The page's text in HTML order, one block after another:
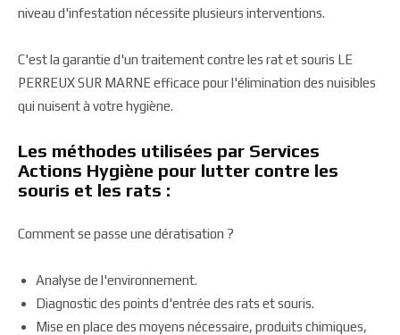
niveau d'infestation nécessite plusieurs interventions.
C'est la garantie d'un traitement contre les rat et souris LE
PERREUX SUR MARNE efficace pour l'élimination des nuisibles
qui nuisent à votre hygiène.
Les méthodes utilisées par Services
Actions Hygiène pour lutter contre les
souris et les rats :
Comment se passe une dératisation ?
Analyse de l'environnement.
Diagnostic des points d'entrée des rats et souris.
Mise en place des moyens nécessaire, produits chimiques,